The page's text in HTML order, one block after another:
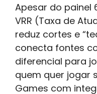
Apesar do painel
VRR (Taxa de
reduz cortes e
conecta fontes
diferencial para
quem quer jogar
Games com